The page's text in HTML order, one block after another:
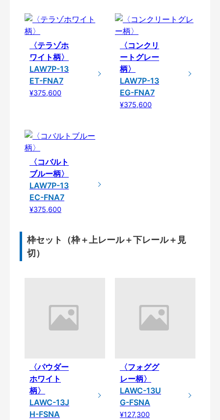
〈テラゾホ
ワイト柄〉
LAW7P-13
ET-FNA7
¥375,600
〈コンクリ
ートグレー
柄〉
LAW7P-13
EG-FNA7
¥375,600
〈コバルト
ブルー柄〉
LAW7P-13
EC-FNA7
¥375,600
枠セット（枠＋上レール＋下レール＋見
切）
〈パウダー
ホワイト
柄〉
LAWC-13J
H-FSNA
〈フォググ
レー柄〉
LAWC-13U
G-FSNA
¥127,300